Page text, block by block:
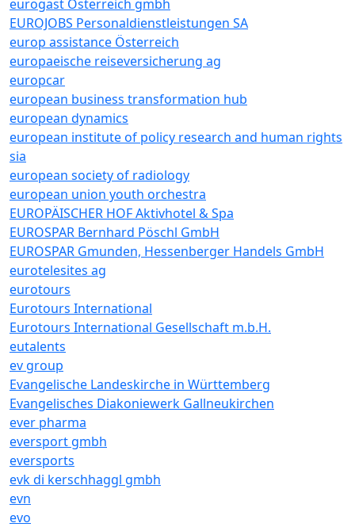
eurogast Österreich gmbh
EUROJOBS Personaldienstleistungen SA
europ assistance Österreich
europaeische reiseversicherung ag
europcar
european business transformation hub
european dynamics
european institute of policy research and human rights
sia
european society of radiology
european union youth orchestra
EUROPÄISCHER HOF Aktivhotel & Spa
EUROSPAR Bernhard Pöschl GmbH
EUROSPAR Gmunden, Hessenberger Handels GmbH
eurotelesites ag
eurotours
Eurotours International
Eurotours International Gesellschaft m.b.H.
eutalents
ev group
Evangelische Landeskirche in Württemberg
Evangelisches Diakoniewerk Gallneukirchen
ever pharma
eversport gmbh
eversports
evk di kerschhaggl gmbh
evn
evo